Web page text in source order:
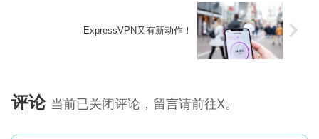
ExpressVPN又有新动作！
评论 当前已关闭评论，留言请前往X。